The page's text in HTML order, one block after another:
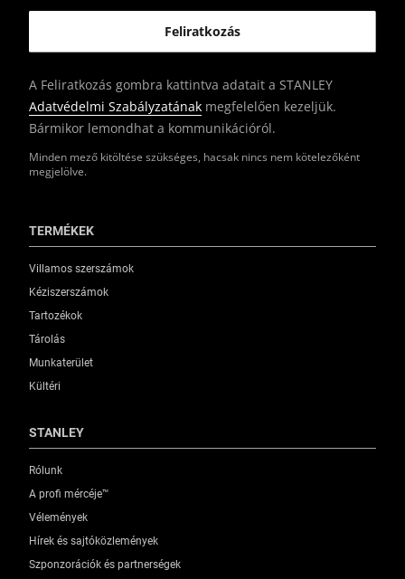
Minden mező kitöltése szükséges, hacsak nincs nem kötelezőként
megjelölve.
A Feliratkozás gombra kattintva adatait a STANLEY
Adatvédelmi Szabályzatának megfelelően kezeljük.
Bármikor lemondhat a kommunikációról.
TERMÉKEK
Villamos szerszámok
Kéziszerszámok
Tartozékok
Tárolás
Munkaterület
Kültéri
STANLEY
Rólunk
A profi mércéje™
Vélemények
Hírek és sajtóközlemények
Szponzorációk és partnerségek